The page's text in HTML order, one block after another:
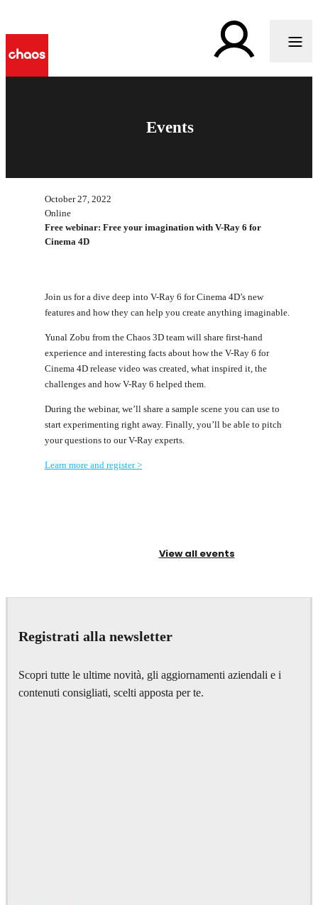
Events
October 27, 2022
Online
Free webinar: Free your imagination with V-Ray 6 for
Cinema 4D
Join us for a dive deep into V-Ray 6 for Cinema 4D’s new
features and how they can help you create anything imaginable.
Yunal Zobu from the Chaos 3D team will share first-hand
experience and interesting facts about how the V-Ray 6 for
Cinema 4D release video was created, what inspired it, the
challenges and how V-Ray 6 helped them.
During the webinar, we’ll share a sample scene you can use to
start experimenting right away. Finally, you’ll be able to pitch
your questions to our V-Ray experts.
Learn more and register >
View all events
Registrati alla newsletter
Scopri tutte le ultime novità, gli aggiornamenti aziendali e i
contenuti consigliati, scelti apposta per te.